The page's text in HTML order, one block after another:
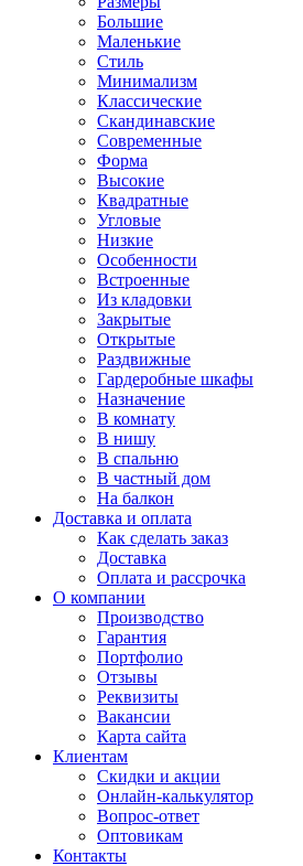
Большие
Маленькие
Стиль
Минимализм
Классические
Скандинавские
Современные
Форма
Высокие
Квадратные
Угловые
Низкие
Особенности
Встроенные
Из кладовки
Закрытые
Открытые
Раздвижные
Гардеробные шкафы
Назначение
В комнату
В нишу
В спальню
В частный дом
На балкон
Доставка и оплата
Как сделать заказ
Доставка
Оплата и рассрочка
О компании
Производство
Гарантия
Портфолио
Отзывы
Реквизиты
Вакансии
Карта сайта
Клиентам
Скидки и акции
Онлайн-калькулятор
Вопрос-ответ
Оптовикам
Контакты